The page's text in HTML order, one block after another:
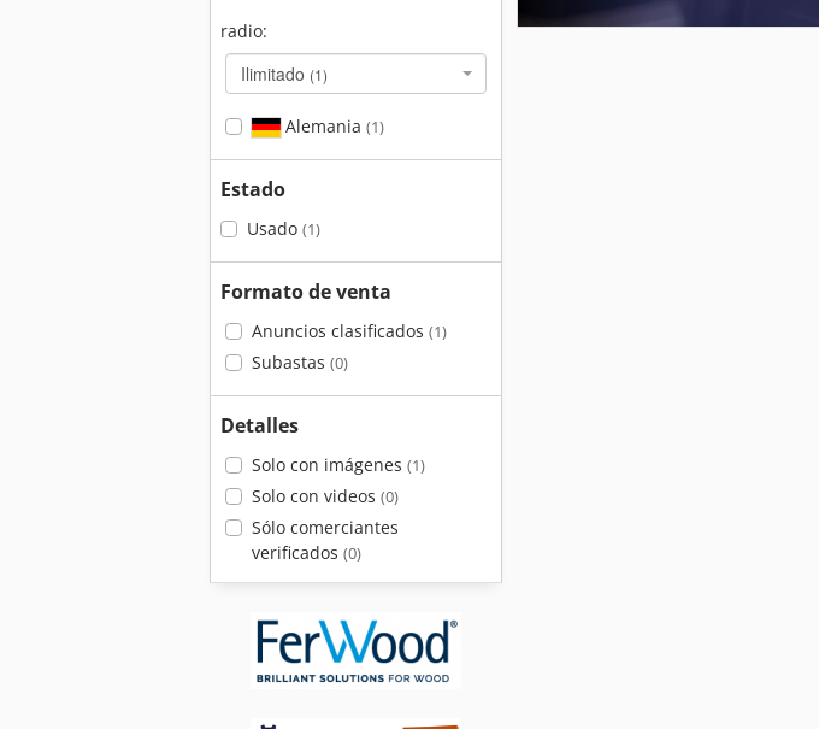
radio:
Ilimitado (1)
Alemania (1)
Estado
Usado (1)
Formato de venta
Anuncios clasificados (1)
Subastas (0)
Detalles
Solo con imágenes (1)
Solo con videos (0)
Sólo comerciantes
verificados (0)